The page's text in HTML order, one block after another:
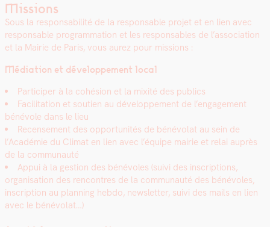
Missions
Sous la respon­s­abil­ité de la respon­s­able pro­jet et en lien avec
respon­s­able pro­gram­ma­tion et les respon­s­ables de l’association
et la Mairie de Paris, vous aurez pour mis­sions :
Médi­a­tion et développe­ment local
Par­ticiper à la cohé­sion et la mix­ité des publics
Facil­i­ta­tion et sou­tien au développe­ment de l’engagement
bénév­ole dans le lieu
Recense­ment des oppor­tu­nités de bénévolat au sein de
l’Académie du Cli­mat en lien avec l’équipe mairie et relai auprès
de la com­mu­nauté
Appui à la ges­tion des bénév­oles (suivi des inscrip­tions,
organ­i­sa­tion des ren­con­tres de la com­mu­nauté des bénév­oles,
inscrip­tion au plan­ning heb­do, newslet­ter, suivi des mails en lien
avec le bénévolat…)